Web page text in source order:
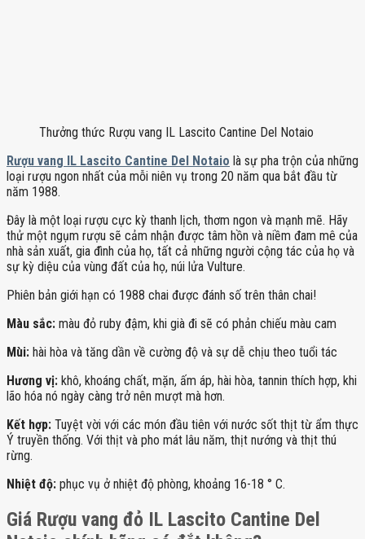
Thưởng thức Rượu vang IL Lascito Cantine Del Notaio
Rượu vang IL Lascito Cantine Del Notaio là sự pha trộn của những
loại rượu ngon nhất của mỗi niên vụ trong 20 năm qua bắt đầu từ
năm 1988.
Đây là một loại rượu cực kỳ thanh lịch, thơm ngon và mạnh mẽ. Hãy
thử một ngụm rượu sẽ cảm nhận được tâm hồn và niềm đam mê của
nhà sản xuất, gia đình của họ, tất cả những người cộng tác của họ và
sự kỳ diệu của vùng đất của họ, núi lửa Vulture.
Phiên bản giới hạn có 1988 chai được đánh số trên thân chai!
Màu sắc: màu đỏ ruby ​​đậm, khi già đi sẽ có phản chiếu màu cam
Mùi: hài hòa và tăng dần về cường độ và sự dễ chịu theo tuổi tác
Hương vị: khô, khoáng chất, mặn, ấm áp, hài hòa, tannin thích hợp, khi
lão hóa nó ngày càng trở nên mượt mà hơn.
Kết hợp: Tuyệt vời với các món đầu tiên với nước sốt thịt từ ẩm thực
Ý truyền thống. Với thịt và pho mát lâu năm, thịt nướng và thịt thú
rừng.
Nhiệt độ: phục vụ ở nhiệt độ phòng, khoảng 16-18 ° C.
Giá Rượu vang đỏ IL Lascito Cantine Del